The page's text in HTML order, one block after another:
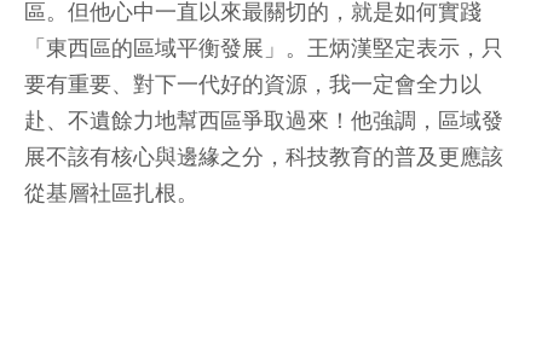
區。但他心中一直以來最關切的，就是如何實踐
「東西區的區域平衡發展」。王炳漢堅定表示，只
要有重要、對下一代好的資源，我一定會全力以
赴、不遺餘力地幫西區爭取過來！他強調，區域發
展不該有核心與邊緣之分，科技教育的普及更應該
從基層社區扎根。